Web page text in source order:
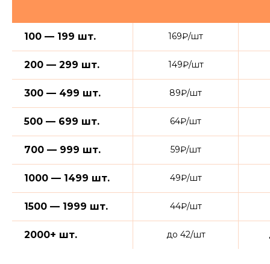
100 — 199 шт. 169₽/шт
200 — 299 шт. 149₽/шт
300 — 499 шт. 89₽/шт
500 — 699 шт. 64₽/шт
700 — 999 шт. 59₽/шт
1000 — 1499 шт. 49₽/шт
1500 — 1999 шт. 44₽/шт
2000+ шт. до 42/шт